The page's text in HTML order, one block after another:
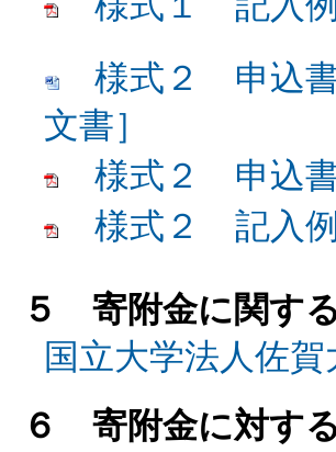
様式２ 申込
文書］
様式２ 申込
様式２ 記入
５ 寄附金に関す
国立大学法人佐
６ 寄附金に対す